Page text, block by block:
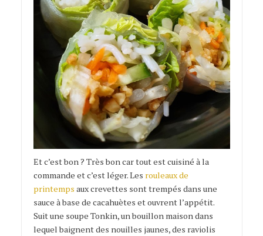
Et c’est bon ? Très bon car tout est cuisiné à la
commande et c’est léger. Les rouleaux de
printemps aux crevettes sont trempés dans une
sauce à base de cacahuètes et ouvrent l’appétit.
Suit une soupe Tonkin, un bouillon maison dans
lequel baignent des nouilles jaunes, des raviolis